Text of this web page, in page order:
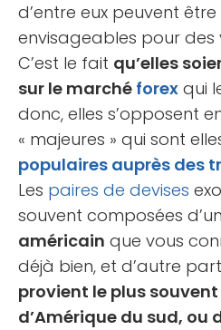
d’entre eux peuvent
envisageables pour des
C’est le fait qu’elles
sur le marché forex qui
donc, elles s’opposent
« majeures » qui sont
populaires auprès des
Les paires de devises
souvent composées
américain que vous
déjà bien, et d’autre part
provient le plus
d’Amérique du sud, ou